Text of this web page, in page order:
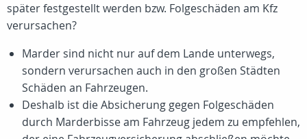
später festgestellt werden bzw. Folgeschäden am Kfz
verursachen?
Marder sind nicht nur auf dem Lande unterwegs,
sondern verursachen auch in den großen Städten
Schäden an Fahrzeugen.
Deshalb ist die Absicherung gegen Folgeschäden
durch Marderbisse am Fahrzeug jedem zu empfehlen,